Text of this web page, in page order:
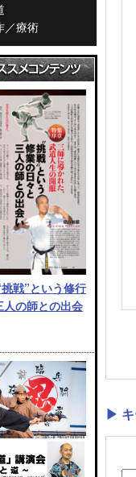
／療術
戦”という修行
人の師との出会
▶ キ